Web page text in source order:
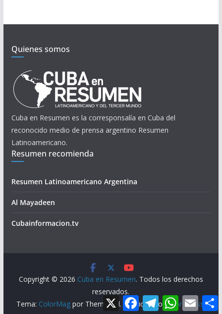
Quienes somos
Cuba en Resumen es la corresponsalía en Cuba del
reconocido medio de prensa argentino Resumen
Latinoamericano.
Resumen recomienda
Resumen Latinoamericano Argentina
Al Mayadeen
Cubainformacion.tv
Copyright © 2026 Cuba en Resumen. Todos los derechos
reservados.
Tema: ColorMag por ThemeGrill. Funciona conWordPress .
X F
a
T
e
W
h
E
m